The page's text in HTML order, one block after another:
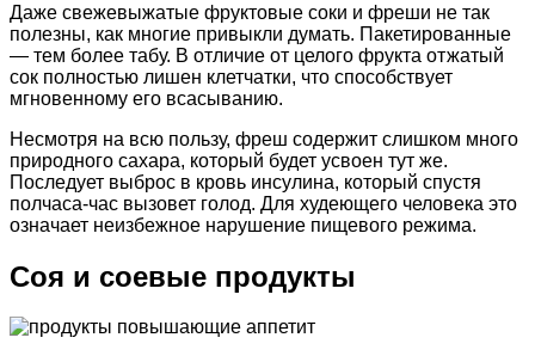
Даже свежевыжатые фруктовые соки и фреши не так
полезны, как многие привыкли думать. Пакетированные
— тем более табу. В отличие от целого фрукта отжатый
сок полностью лишен клетчатки, что способствует
мгновенному его всасыванию.
Несмотря на всю пользу, фреш содержит слишком много
природного сахара, который будет усвоен тут же.
Последует выброс в кровь инсулина, который спустя
полчаса-час вызовет голод. Для худеющего человека это
означает неизбежное нарушение пищевого режима.
Соя и соевые продукты